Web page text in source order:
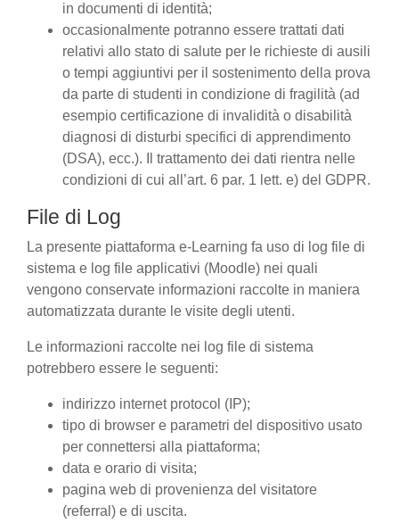
in documenti di identità;
occasionalmente potranno essere trattati dati
relativi allo stato di salute per le richieste di ausili
o tempi aggiuntivi per il sostenimento della prova
da parte di studenti in condizione di fragilità (ad
esempio certificazione di invalidità o disabilità
diagnosi di disturbi specifici di apprendimento
(DSA), ecc.). Il trattamento dei dati rientra nelle
condizioni di cui all’art. 6 par. 1 lett. e) del GDPR.
File di Log
La presente piattaforma e-Learning fa uso di log file di
sistema e log file applicativi (Moodle) nei quali
vengono conservate informazioni raccolte in maniera
automatizzata durante le visite degli utenti.
Le informazioni raccolte nei log file di sistema
potrebbero essere le seguenti:
indirizzo internet protocol (IP);
tipo di browser e parametri del dispositivo usato
per connettersi alla piattaforma;
data e orario di visita;
pagina web di provenienza del visitatore
(referral) e di uscita.